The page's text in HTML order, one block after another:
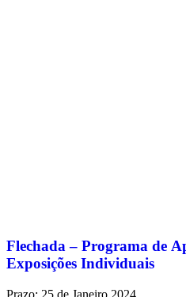
Flechada – Programa de
Exposições Individuais
Prazo: 25 de Janeiro 2024